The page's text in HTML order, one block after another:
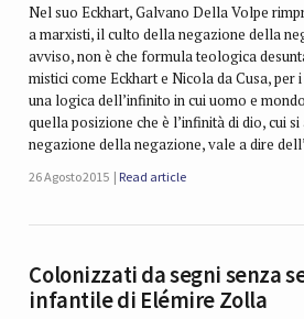
Nel suo Eckhart, Galvano Della Volpe
a marxisti, il culto della negazione della
avviso, non è che formula teologica
mistici come Eckhart e Nicola da Cusa, per
una logica dell’infinito in cui uomo e
quella posizione che è l’infinità di dio, cui
negazione della negazione, vale a dire
26 Agosto 2015 Read article
Colonizzati da segni senza
infantile di Elémire Zolla